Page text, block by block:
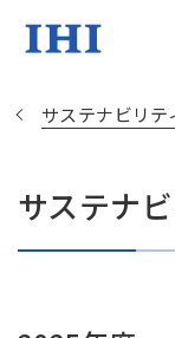
サステナビリテ
サステナ